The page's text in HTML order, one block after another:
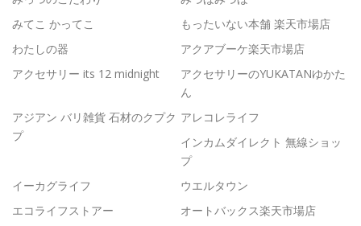
みてこ かってこ
もったいない本舗 楽天市場店
わたしの器
アクアブーケ楽天市場店
アクセサリー its 12 midnight
アクセサリーのYUKATANゆかた
ん
アジアン バリ雑貨 石材のクプク
プ
アレコレライフ
インカムダイレクト 無線ショッ
プ
イーカグライフ
ウエルタウン
エコライフストアー
オートバックス楽天市場店